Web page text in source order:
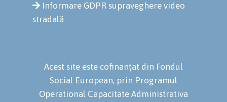
Informare GDPR supraveghere video
stradală
Acest site este cofinanțat din Fondul
Social European, prin Programul
Operational Capacitate Administrativa